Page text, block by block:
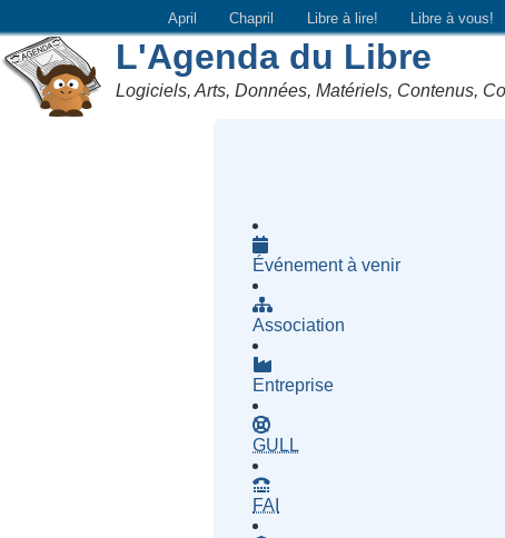
April Chapril Libre à lire! Libre à vous!
L'Agenda du Libre
Logiciels, Arts, Données, Matériels, Contenus,
Événement à venir
Association
Entreprise
GULL
FAI